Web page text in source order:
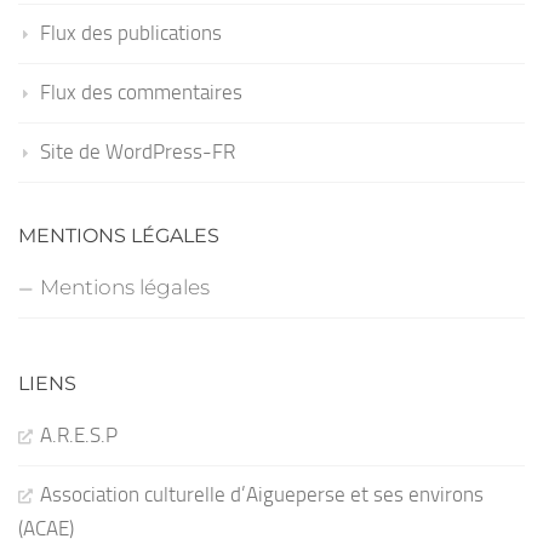
Flux des publications
Flux des commentaires
Site de WordPress-FR
MENTIONS LÉGALES
Mentions légales
LIENS
A.R.E.S.P
Association culturelle d’Aigueperse et ses environs
(ACAE)